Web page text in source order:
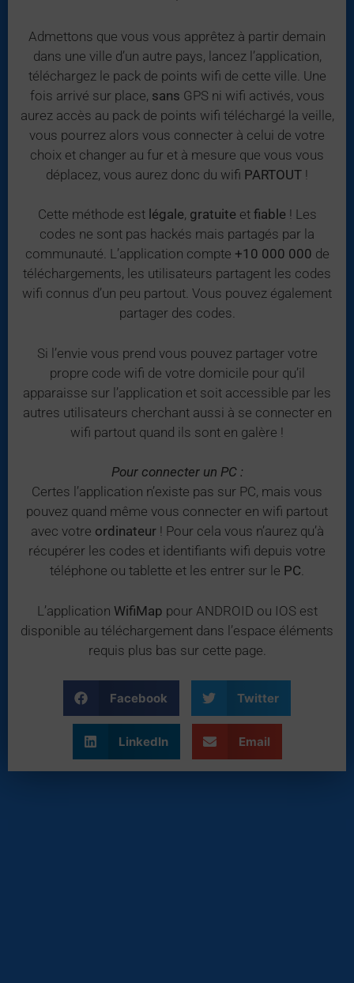
Admettons que vous vous apprêtez à partir demain
dans une ville d’un autre pays, lancez l’application,
téléchargez le pack de points wifi de cette ville. Une
fois arrivé sur place, sans GPS ni wifi activés, vous
aurez accès au pack de points wifi téléchargé la veille,
vous pourrez alors vous connecter à celui de votre
choix et changer au fur et à mesure que vous vous
déplacez, vous aurez donc du wifi PARTOUT !
Cette méthode est légale, gratuite et fiable ! Les
codes ne sont pas hackés mais partagés par la
communauté. L’application compte +10 000 000 de
téléchargements, les utilisateurs partagent les codes
wifi connus d’un peu partout. Vous pouvez également
partager des codes.
Si l’envie vous prend vous pouvez partager votre
propre code wifi de votre domicile pour qu’il
apparaisse sur l’application et soit accessible par les
autres utilisateurs cherchant aussi à se connecter en
wifi partout quand ils sont en galère !
Pour connecter un PC :
Certes l’application n’existe pas sur PC, mais vous
pouvez quand même vous connecter en wifi partout
avec votre ordinateur! Pour cela vous n’aurez qu’à
récupérer les codes et identifiants wifi depuis votre
téléphone ou tablette et les entrer sur le PC.
L’application WifiMap pour ANDROID ou IOS est
disponible au téléchargement dans l’espace éléments
requis plus bas sur cette page.
Facebook Twitter
LinkedIn Email